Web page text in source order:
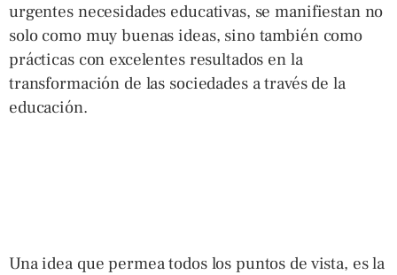
urgentes necesidades educativas, se manifiestan no
solo como muy buenas ideas, sino también como
prácticas con excelentes resultados en la
transformación de las sociedades a través de la
educación.
Una idea que permea todos los puntos de vista, es la